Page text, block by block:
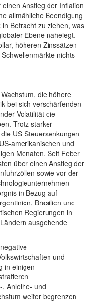
Anstieg der Inflation
allmähliche Beendigung
Betracht zu ziehen, was
Ebene nahelegt.
höheren Zinssätzen
nichts
die höhere
bei sich verschärfenden
Volatilität die
Trotz starker
US-Steuersenkungen
amerikanischen und
Monaten. Seit Feber
über einen Anstieg der
sowie vor der
in Bezug auf
Brasilien und
Regierungen in
ausgehende
und
in einigen
, Anleihe- und
weiter begrenzen